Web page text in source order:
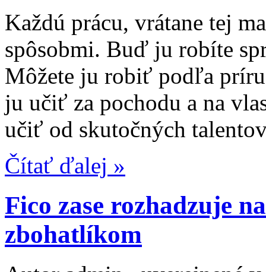
Každú prácu, vrátane tej
spôsobmi. Buď ju robíte
Môžete ju robiť podľa
ju učiť za pochodu a na
učiť od skutočných
Čítať ďalej »
Fico zase rozhadzuje
zbohatlíkom